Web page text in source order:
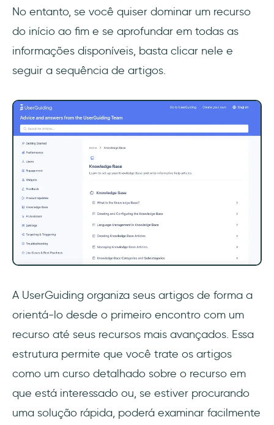
No entanto, se você quiser dominar um recurso
do início ao fim e se aprofundar em todas as
informações disponíveis, basta clicar nele e
seguir a sequência de artigos.
A UserGuiding organiza seus artigos de forma a
orientá-lo desde o primeiro encontro com um
recurso até seus recursos mais avançados. Essa
estrutura permite que você trate os artigos
como um curso detalhado sobre o recurso em
que está interessado ou, se estiver procurando
uma solução rápida, poderá examinar facilmente